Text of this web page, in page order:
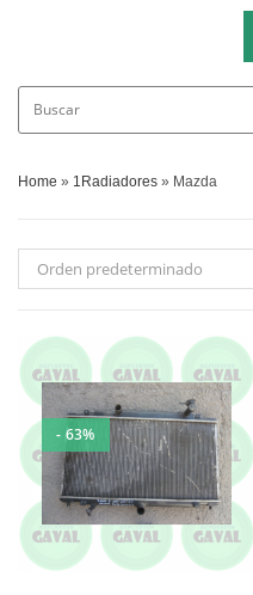
Home » 1Radiadores » Mazda
Orden predeterminado
- 63%